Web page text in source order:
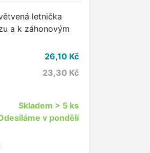
letnička
a k záhonovým
26,10Kč
23,30 Kč
Skladem > 5 ks
v pondělí